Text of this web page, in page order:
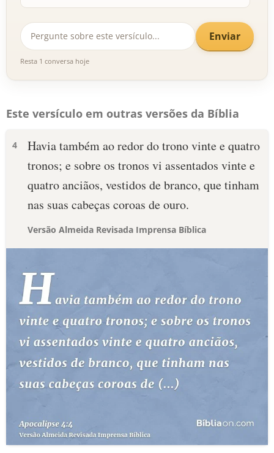
Enviar
Resta 1 conversa hoje
Este versículo em outras versões da Bíblia
4
Havia também ao redor do trono vinte e quatro
tronos; e sobre os tronos vi assentados vinte e
quatro anciãos, vestidos de branco, que tinham
nas suas cabeças coroas de ouro.
Versão Almeida Revisada Imprensa Bíblica